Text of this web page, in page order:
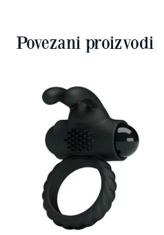
Povezani proizvodi